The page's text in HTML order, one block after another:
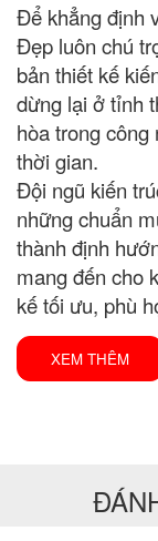
Để khẳng định
Đẹp luôn chú
bản thiết kế
dừng lại ở tỉnh
hòa trong
thời gian.
Đội ngũ kiến
những chuẩn
thành định
mang đến cho
kế tối ưu, phù
XEM THÊM